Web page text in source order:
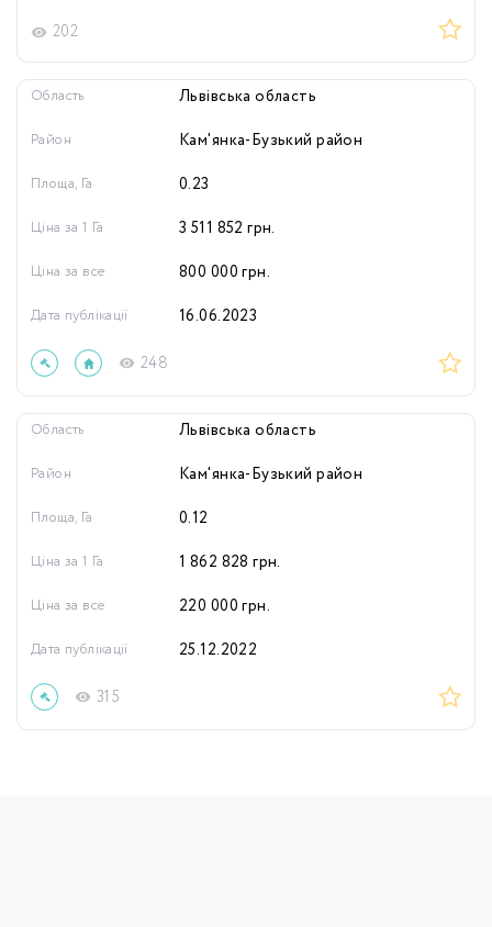
202
Область Львівська область
Район Кам'янка-Бузький район
Площа, Га 0.23
Ціна за 1 Га 3 511 852 грн.
Ціна за все 800 000 грн.
248
Дата публікації 16.06.2023
Область Львівська область
Район Кам'янка-Бузький район
Площа, Га 0.12
Ціна за 1 Га 1 862 828 грн.
Ціна за все 220 000 грн.
315
Дата публікації 25.12.2022